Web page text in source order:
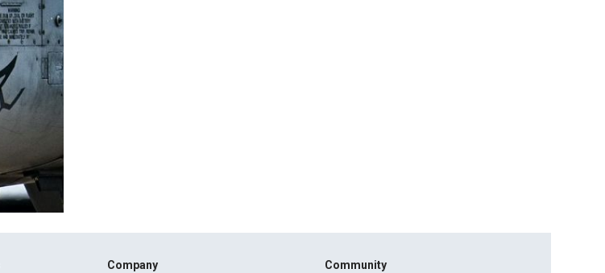
Company
Community